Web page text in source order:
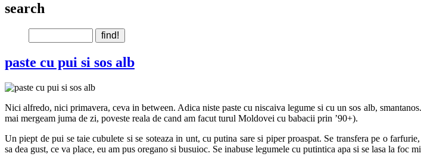
search
paste cu pui si sos alb
Nici alfredo, nici primavera, ceva in between. Adica niste paste cu niscaiva legume si cu un sos alb,
mai mergeam juma de zi, poveste reala de cand am facut turul Moldovei cu babacii prin ’90+).
Un piept de pui se taie cubulete si se soteaza in unt, cu putina sare si piper proaspat. Se transfera pe o
sa dea gust, ce va place, eu am pus oregano si busuioc. Se inabuse legumele cu putintica apa si se lasa la foc